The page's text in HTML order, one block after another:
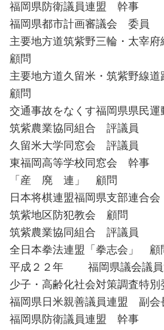
福岡県防衛議員連盟 幹事
福岡県都市計画審議会 委員
主要地方道筑紫野三輪・太宰
顧問
主要地方道久留米・筑紫野線
顧問
交通事故をなくす福岡県県民
筑紫農業協同組合 評議員
久留米大学同窓会 評議員
東福岡高等学校同窓会 幹事
「産 廃 連」 顧問
日本将棋連盟福岡県支部連合
筑紫地区防犯教会 顧問
筑紫農業協同組合 評議員
全日本拳法連盟「拳志会」 顧
平成２２年 福岡県議会議
少子・高齢化社会対策調査特
福岡県日米親善議員連盟 副会
福岡県防衛議員連盟 幹事